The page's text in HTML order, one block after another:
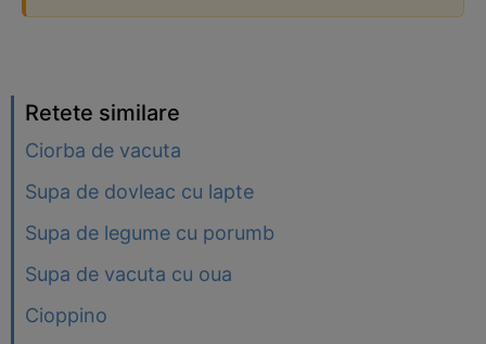
Retete similare
Ciorba de vacuta
Supa de dovleac cu lapte
Supa de legume cu porumb
Supa de vacuta cu oua
Cioppino